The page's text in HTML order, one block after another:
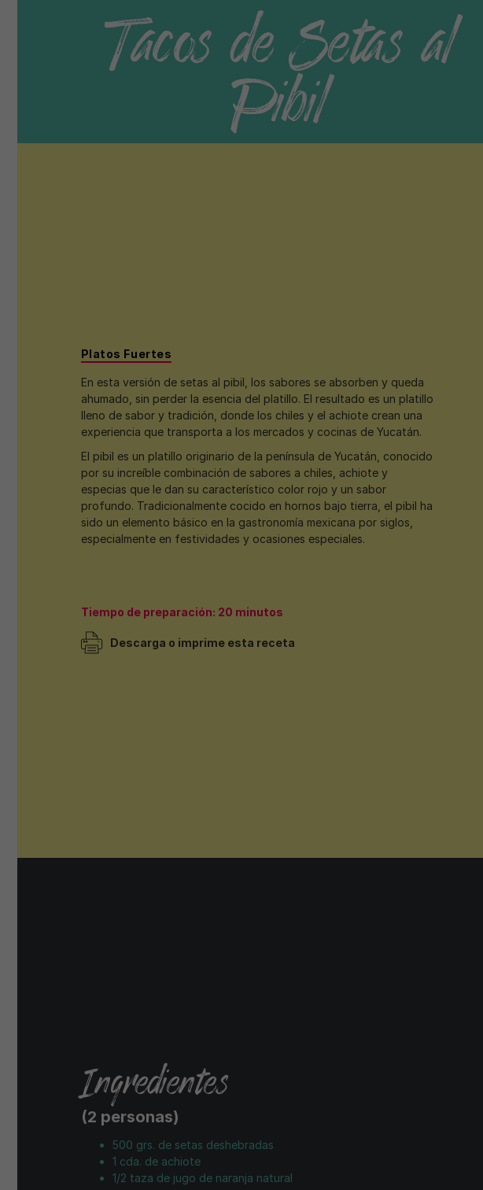
Tacos de Setas al
Pibil
Platos Fuertes
En esta versión de setas al pibil, los sabores se absorben y queda
ahumado, sin perder la esencia del platillo. El resultado es un platillo
lleno de sabor y tradición, donde los chiles y el achiote crean una
experiencia que transporta a los mercados y cocinas de Yucatán.
El pibil es un platillo originario de la península de Yucatán, conocido
por su increíble combinación de sabores a chiles, achiote y
especias que le dan su característico color rojo y un sabor
profundo. Tradicionalmente cocido en hornos bajo tierra, el pibil ha
sido un elemento básico en la gastronomía mexicana por siglos,
especialmente en festividades y ocasiones especiales.
Tiempo de preparación: 20 minutos
Descarga o imprime esta receta
Ingredientes
(2 personas)
500 grs. de setas deshebradas
1 cda. de achiote
1/2 taza de jugo de naranja natural